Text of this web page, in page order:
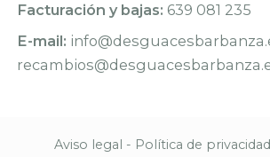
Facturación y bajas: 639 081 235
E-mail:
Aviso legal - Política de